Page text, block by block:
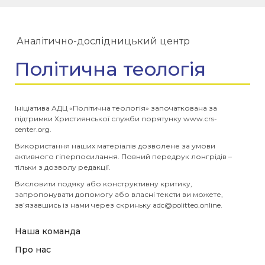
Аналітично-дослідницький центр
Політична теологія
Ініціатива АДЦ «Політична теологія» започаткована за
підтримки Християнської служби порятунку www.crs-
center.org.
Використання наших матеріалів дозволене за умови
активного гіперпосилання. Повний передрук лонгрідів –
тільки з дозволу редакції.
Висловити подяку або конструктивну критику,
запропонувати допомогу або власні тексти ви можете,
зв’язавшись із нами через скриньку adc@politteo.online
Наша команда
Про нас